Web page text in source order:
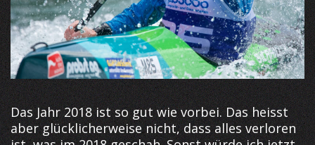
Das Jahr 2018 ist so gut wie vorbei. Das heisst
aber glücklicherweise nicht, dass alles verloren